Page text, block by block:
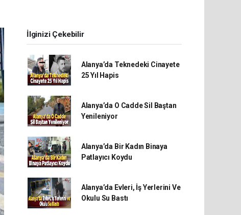
İlginizi Çekebilir
Alanya’da Teknedeki Cinayete
25 Yıl Hapis
Alanya’da O Cadde Sil Baştan
Yenileniyor
Alanya’da Bir Kadın Binaya
Patlayıcı Koydu
Alanya’da Evleri, İş Yerlerini Ve
Okulu Su Bastı